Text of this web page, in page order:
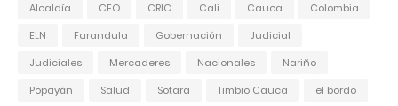
Alcaldía CEO CRIC Cali Cauca
Colombia
ELN
Farandula Gobernación
Judicial
Judiciales
Mercaderes Nacionales
Nariño
Popayán
Salud Sotara Timbio Cauca
el bordo